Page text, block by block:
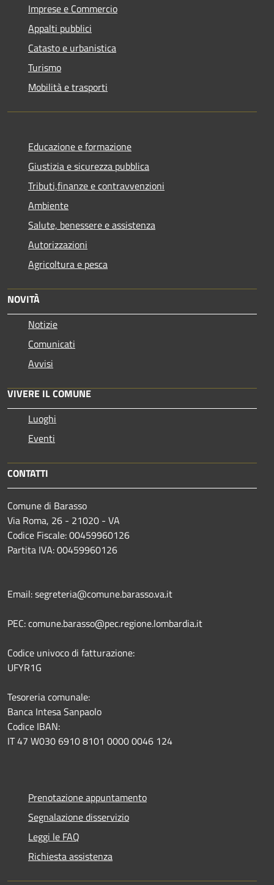
Imprese e Commercio
Appalti pubblici
Catasto e urbanistica
Turismo
Mobilità e trasporti
Educazione e formazione
Giustizia e sicurezza pubblica
Tributi,finanze e contravvenzioni
Ambiente
Salute, benessere e assistenza
Autorizzazioni
Agricoltura e pesca
NOVITÀ
Notizie
Comunicati
Avvisi
VIVERE IL COMUNE
Luoghi
Eventi
CONTATTI
Comune di Barasso
Via Roma, 26 - 21020 - VA
Codice Fiscale: 00459960126
Partita IVA: 00459960126
Email: segreteria@comune.barasso.va.it
PEC: comune.barasso@pec.regione.lombardia.it
Codice univoco di fatturazione:
UFYR1G
Tesoreria comunale:
Banca Intesa Sanpaolo
Codice IBAN:
IT 47 W030 6910 8101 0000 0046 124
Prenotazione appuntamento
Segnalazione disservizio
Leggi le FAQ
Richiesta assistenza